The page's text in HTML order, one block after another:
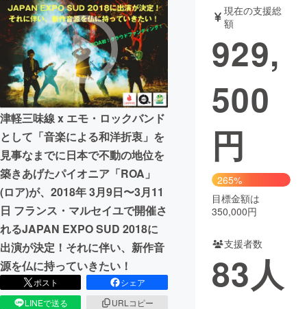
アート・写真 音楽
テクノロジー・ガジェット ゲーム・サ
映像・映画
ビジネス・起業
まちづくり・地域活性化
CAMPFIRE for Social Good
CAMPFIRE Creation
CAMPFIREふるさと納税 machi-ya コミュニティ
津軽三味線 x エモ・ロックバンド
として「音楽による和洋折衷」を
見事なまでに日本で不動の地位を
築きあげたパイオニア「ROA」
(ロア)が、2018年 3月9日〜3月11
日 フランス・マルセイユで開催さ
れるJAPAN EXPO SUD 2018に
出演が決定！それに伴い、新作音
源を仏に持っていきたい！
ポスト
シェア
LINEで送る
URLコピー
現在の支援総
額
929,
500
円
265%
目標金額は
350,000円
支援者数
83人